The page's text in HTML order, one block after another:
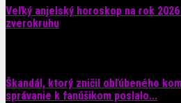
Veľký anjelský horoskop na rok
zverokruhu
Škandál, ktorý zničil obľúbeného
správanie k fanúšikom poslalo...